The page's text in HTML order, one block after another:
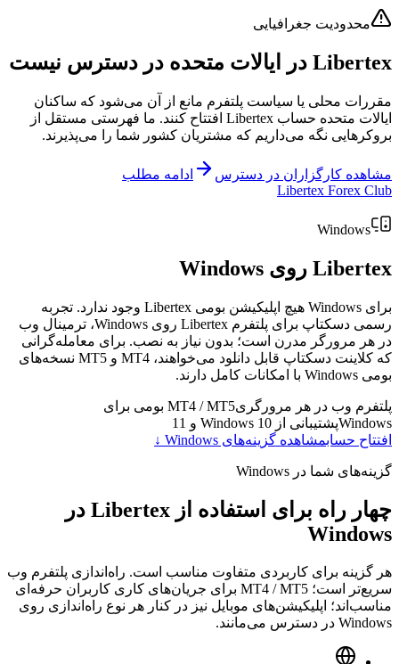
محدودیت جغرافیایی
Libertex در ایالات متحده در دسترس نیست
مقررات محلی یا سیاست پلتفرم مانع از آن می‌شود که ساکنان
ایالات متحده حساب Libertex افتتاح کنند. ما فهرستی مستقل از
بروکرهایی نگه می‌داریم که مشتریان کشور شما را می‌پذیرند.
مشاهده کارگزاران در دسترس
ادامه مطلب
Libertex Forex Club
Windows
Libertex روی Windows
برای Windows هیچ اپلیکیشن بومی Libertex وجود ندارد. تجربه
رسمی دسکتاپ برای پلتفرم Libertex روی Windows، ترمینال وب
در هر مرورگر مدرن است؛ بدون نیاز به نصب. برای معامله‌گرانی
که کلاینت دسکتاپ قابل دانلود می‌خواهند، MT4 و MT5 نسخه‌های
بومی Windows با امکانات کامل دارند.
پلتفرم وب در هر مرورگری
MT4 / MT5 بومی برای
Windowsپشتیبانی از Windows 10 و 11
افتتاح حسابمشاهده گزینه‌های Windows ↓
گزینه‌های شما در Windows
چهار راه برای استفاده از Libertex در
Windows
هر گزینه برای کاربردی متفاوت مناسب است. راه‌اندازی پلتفرم وب
سریع‌تر است؛ MT4 / MT5 برای جریان‌های کاری کاربران حرفه‌ای
مناسب‌اند؛ اپلیکیشن‌های موبایل نیز در کنار هر نوع راه‌اندازی روی
Windows در دسترس می‌مانند.